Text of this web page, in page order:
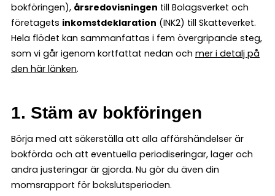
bokföringen), årsredovisningen till Bolagsverket och
företagets inkomstdeklaration (INK2) till Skatteverket.
Hela flödet kan sammanfattas i fem övergripande steg,
som vi går igenom kortfattat nedan och mer i detalj på
den här länken.
1. Stäm av bokföringen
Börja med att säkerställa att alla affärshändelser är
bokförda och att eventuella periodiseringar, lager och
andra justeringar är gjorda. Nu gör du även din
momsrapport för bokslutsperioden.